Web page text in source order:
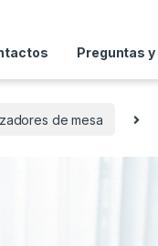
Preguntas
de mesa